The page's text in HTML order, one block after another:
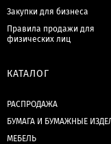
Закупки для бизнеса
Правила продажи для
физических лиц
КАТАЛОГ
РАСПРОДАЖА
БУМАГА И БУМАЖНЫЕ
МЕБЕЛЬ